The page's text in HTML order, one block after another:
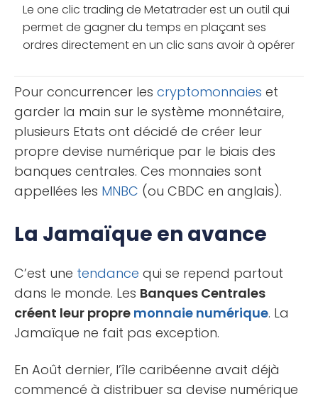
Le one clic trading de Metatrader est un outil qui
permet de gagner du temps en plaçant ses
ordres directement en un clic sans avoir à opérer
Pour concurrencer les cryptomonnaies et
garder la main sur le système monnétaire,
plusieurs Etats ont décidé de créer leur
propre devise numérique par le biais des
banques centrales. Ces monnaies sont
appellées les MNBC (ou CBDC en anglais).
La Jamaïque en avance
C’est une tendance qui se repend partout
dans le monde. Les Banques Centrales
créent leur propre monnaie numérique. La
Jamaïque ne fait pas exception.
En Août dernier, l’île caribéenne avait déjà
commencé à distribuer sa devise numérique